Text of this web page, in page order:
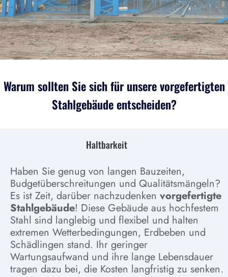
Warum sollten Sie sich für unsere vorgefertigten
Stahlgebäude entscheiden?
Haltbarkeit
Haben Sie genug von langen Bauzeiten,
Budgetüberschreitungen und Qualitätsmängeln?
Es ist Zeit, darüber nachzudenken vorgefertigte
Stahlgebäude! Diese Gebäude aus hochfestem
Stahl sind langlebig und flexibel und halten
extremen Wetterbedingungen, Erdbeben und
Schädlingen stand. Ihr geringer
Wartungsaufwand und ihre lange Lebensdauer
tragen dazu bei, die Kosten langfristig zu senken.